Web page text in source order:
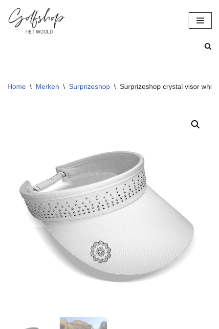
Ga
Home \ Merken \ Surprizeshop \ Surprizeshop crystal visor